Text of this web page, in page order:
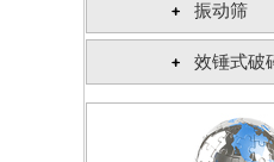
振动筛
效锤式破